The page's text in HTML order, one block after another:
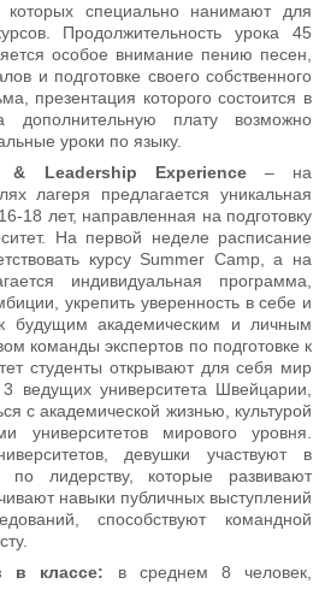
специально нанимают для
Продолжительность урока 45
особое внимание пению песен,
и подготовке своего собственного
презентация которого состоится в
плату возможно
уроки по языку.
& Leadership Experience– на
лагеря предлагается уникальная
18 лет, направленная на подготовку
На первой неделе расписание
курсу Summer Camp, а на
индивидуальная программа,
укрепить уверенность в себе и
к будущим академическим и личным
команды экспертов по подготовке к
студенты открывают для себя мир
ведущих университета Швейцарии,
с академической жизнью, культурой
университетов мирового уровня.
девушки участвуют в
по лидерству, которые развивают
навыки публичных выступлений
способствуют командной
в классе: в среднем 8 человек,